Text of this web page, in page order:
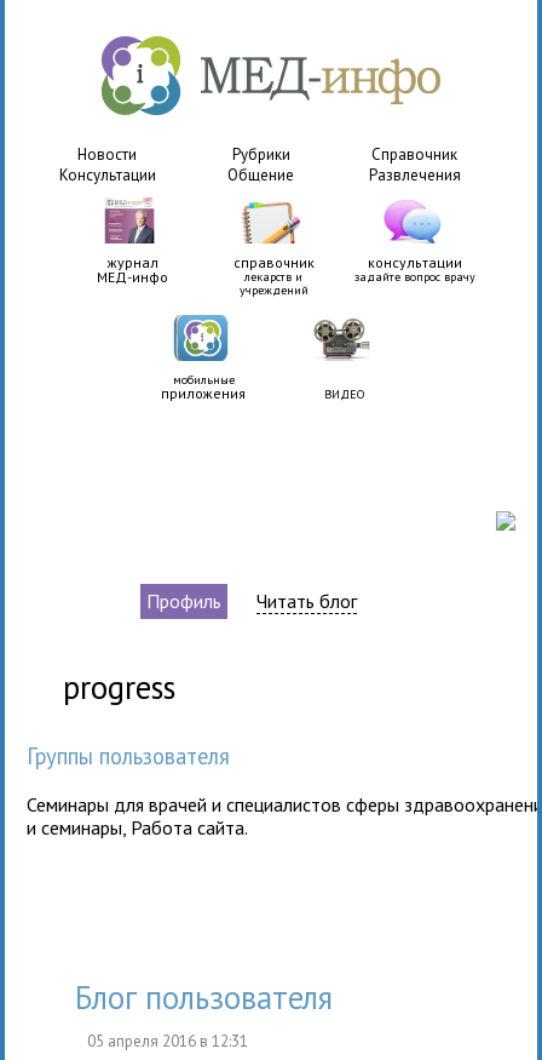
Новости Рубрики
Справочник
Консультации
Общение Развлечения
журнал
МЕД-инфо
справочник
лекарств и
учреждений
консультации
задайте вопрос врачу
мобильные
приложения ВИДЕО
Профиль Читать блог
progress
Группы пользователя
Семинары для врачей и специалистов сферы
и семинары Работа сайта.
Блог пользователя
05 апреля 2016 в 12:31